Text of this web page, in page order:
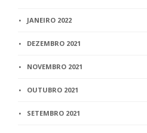
JANEIRO 2022
DEZEMBRO 2021
NOVEMBRO 2021
OUTUBRO 2021
SETEMBRO 2021